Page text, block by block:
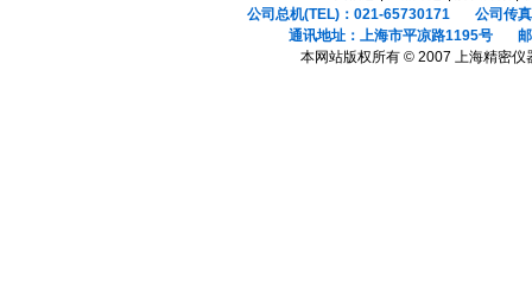
公司总机(TEL)：021-65730171 公司传真
通讯地址：上海市平凉路1195号 邮
本网站版权所有 © 2007 上海精密仪